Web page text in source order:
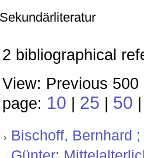
Sekundärliteratur
2 bibliographical
View: Previous
page: 10 | 25 | 50
Bischoff, Bernhard
Günter: